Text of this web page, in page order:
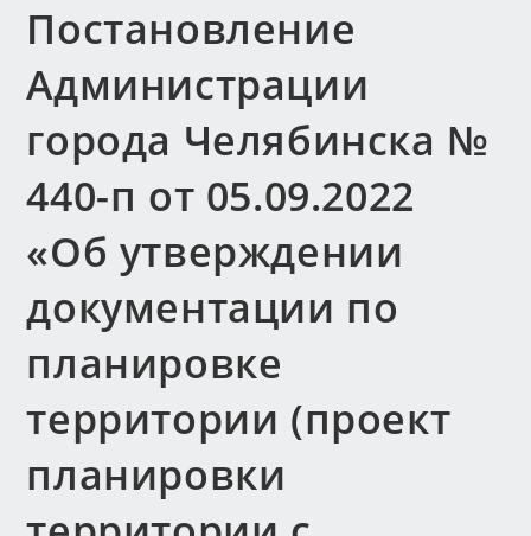
Постановление
Администрации
города Челябинска №
440-п от 05.09.2022
«Об утверждении
документации по
планировке
территории (проект
планировки